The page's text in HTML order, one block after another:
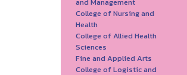
College of Nursing and
Health
College of Allied Health
Sciences
Fine and Applied Arts
College of Logistic and